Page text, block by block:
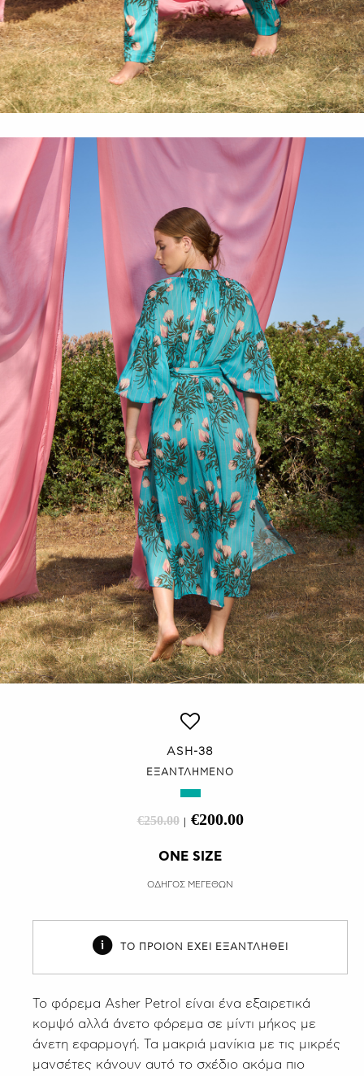
ASH-38
ΕΞΑΝΤΛΗΜΕΝΟ
€250.00 €200.00
ONE SIZE
ΟΔΗΓΟΣ ΜΕΓΕΘΩΝ
ΤΟ ΠΡΟΙΟΝ ΕΧΕΙ ΕΞΑΝΤΛΗΘΕΙ
Το φόρεμα Asher Petrol είναι ένα εξαιρετικά
κομψό αλλά άνετο φόρεμα σε μίντι μήκος με
άνετη εφαρμογή. Τα μακριά μανίκια με τις μικρές
μανσέτες κάνουν αυτό το σχέδιο ακόμα πιο